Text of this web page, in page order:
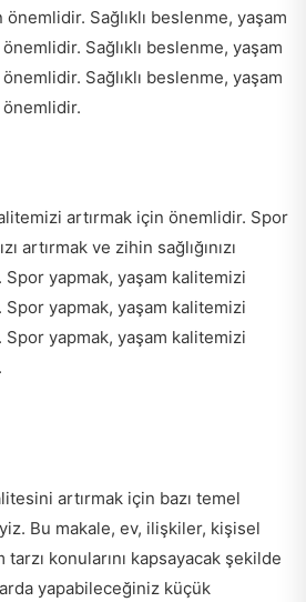
önemlidir. Sağlıklı beslenme, yaşam
Sağlıklı beslenme, yaşam
Sağlıklı beslenme, yaşam
artırmak için önemlidir. Spor
artırmak ve zihin sağlığınızı
yapmak, yaşam kalitemizi
yapmak, yaşam kalitemizi
yapmak, yaşam kalitemizi
artırmak için bazı temel
Bu makale, ev, ilişkiler, kişisel
konularını kapsayacak şekilde
yapabileceğiniz küçük